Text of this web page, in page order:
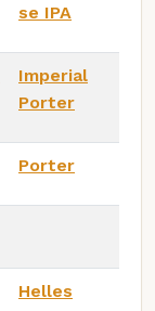
se IPA
Imperial
Porter
Porter
Helles